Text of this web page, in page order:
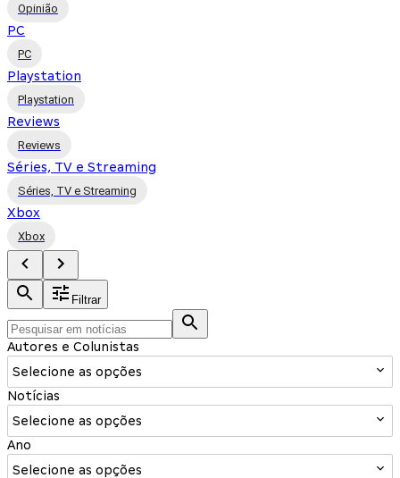
Opinião
PC
PC
Playstation
Playstation
Reviews
Reviews
Séries, TV e Streaming
Séries, TV e Streaming
Xbox
Xbox
Filtrar
Autores e Colunistas
Selecione as opções
Notícias
Selecione as opções
Ano
Selecione as opções